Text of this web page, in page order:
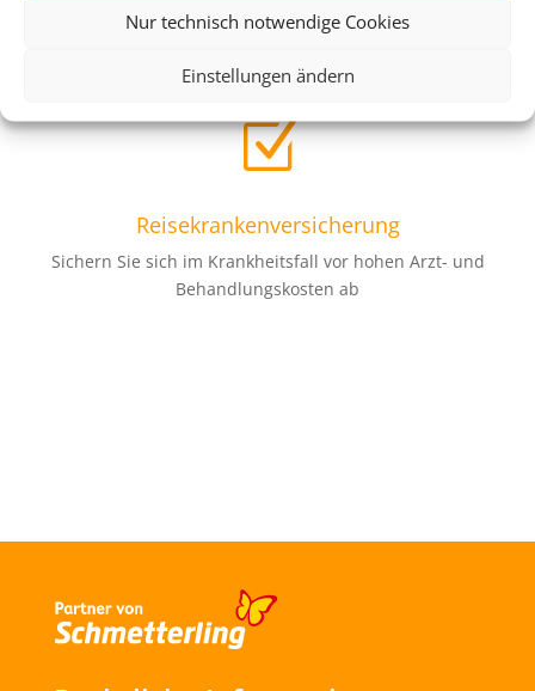
Nur technisch notwendige Cookies
Einstellungen ändern
Verischern Sie Covid-19 als Rücktrittsgrund und sichern
sich somit maximale Flexibilität
Z
Reisekrankenversicherung
Sichern Sie sich im Krankheitsfall vor hohen Arzt- und
Behandlungskosten ab